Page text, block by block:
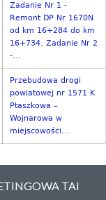
Zadanie Nr 1 -
Remont DP Nr 1670N
od km 16+284 do km
16+734. Zadanie Nr 2
-...
Przebudowa drogi
powiatowej nr 1571 K
Ptaszkowa –
Wojnarowa w
miejscowości...
TAI